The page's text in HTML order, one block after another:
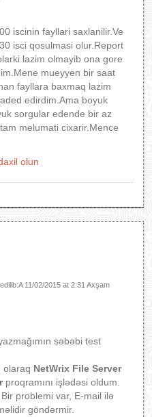
iscinin fayllari saxlanilir.Ve
isci qosulmasi olur.Report
lazim olmayib ona gore
mueyyen bir saat
fayllara baxmaq lazim
edirdim.Ama boyuk
sorgular edende bir az
melumati cixarir.Mence
olun
11/02/2015 at 2:31 Axşam
səbəbi test
olaraq NetWrix File Server
proqramını işlədəsi oldum.
problemi var, E-mail ilə
göndərmir.